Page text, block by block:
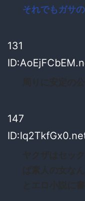
それでもガサ
131
147